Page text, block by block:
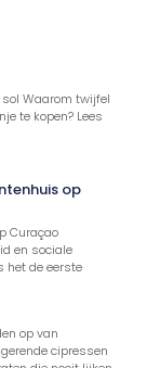
Waarom twijfel
te kopen? Lees
op
Curaçao
en sociale
het de eerste
op van
cipressen